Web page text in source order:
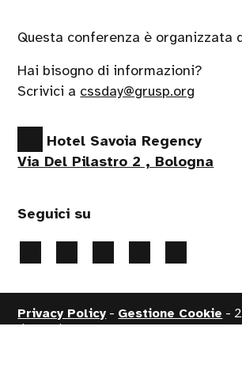
Questa conferenza è organizzata
Hai bisogno di informazioni?
Scrivici a cssday@grusp.org
Hotel Savoia Regency
Via Del Pilastro 2 , Bologna
Seguici su
Privacy Policy - Gestione Cookie -
riservati